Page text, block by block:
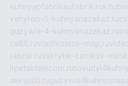
kuhnyaofabrikaufabrik.ru
xehyroo-5-kuhnyanazakaz.ru
guzywia-4-kuhnyanazakaz.ru
cs68.ruvladivostok-map.ru
raszar.ruvskrytie-zamkov-
lipetsktelecom.ru
seksuzb.ru